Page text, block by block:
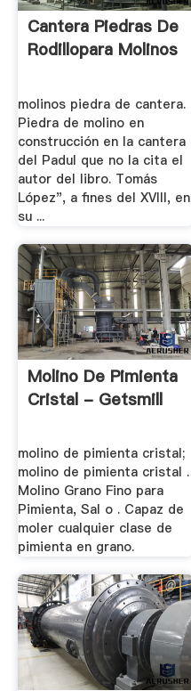
Cantera Piedras De
Rodillopara Molinos
molinos piedra de cantera.
Piedra de molino en
construcción en la cantera
del Padul que no la cita el
autor del libro. Tomás
López", a fines del XVIII, en
su ...
Molino De Pimienta
Cristal - Getsmill
molino de pimienta cristal;
molino de pimienta cristal .
Molino Grano Fino para
Pimienta, Sal o . Capaz de
moler cualquier clase de
pimienta en grano.